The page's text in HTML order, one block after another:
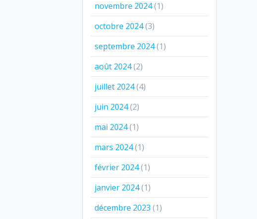
novembre 2024(1)
octobre 2024(3)
septembre 2024(1)
août 2024(2)
juillet 2024(4)
juin 2024(2)
mai 2024(1)
mars 2024(1)
février 2024(1)
janvier 2024(1)
décembre 2023 (1)